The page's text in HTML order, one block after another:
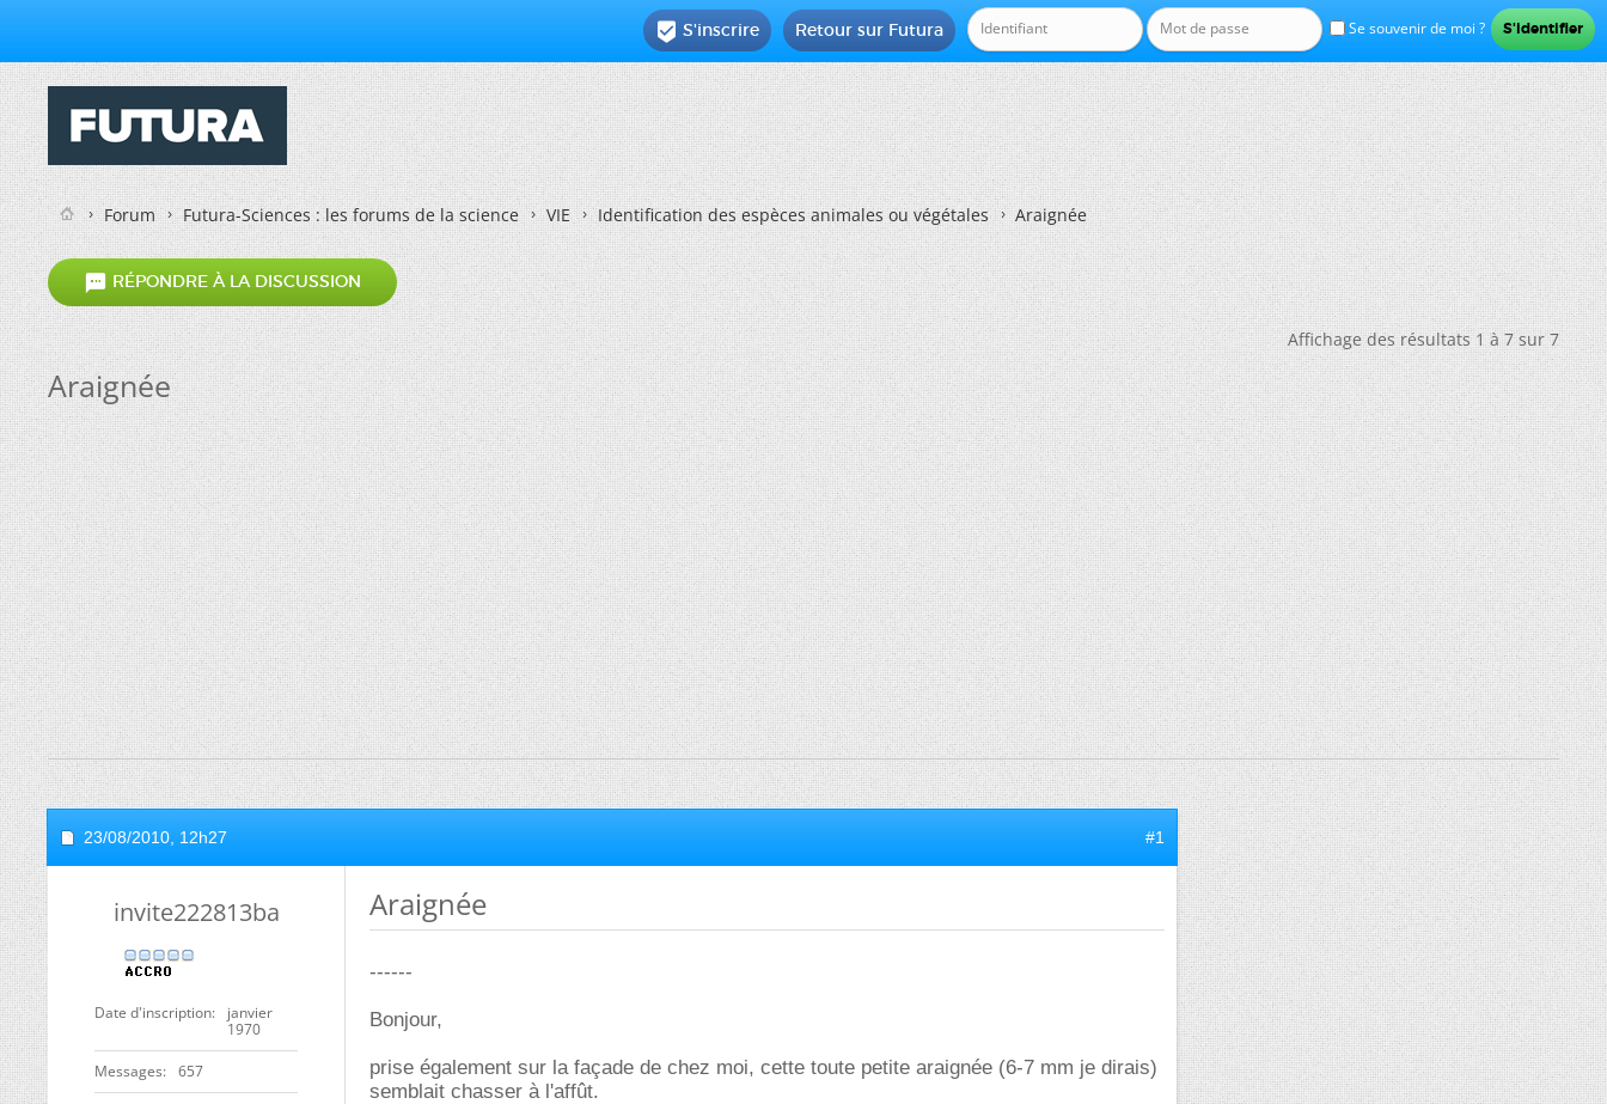
Se souvenir de moi ?
Retour sur Futura
 S'inscrire
Forum Futura-Sciences : les forums de la science VIE Identification des espèces animales ou végétales Araignée
 RÉPONDRE À LA DISCUSSION
Affichage des résultats 1 à 7 sur 7
Araignée
23/08/2010, 12h27 #1
invite222813ba
Date d'inscription
janvier
1970
Messages 657
Araignée
------
Bonjour,
prise également sur la façade de chez moi, cette toute petite araignée (6-7 mm je dirais)
semblait chasser à l'affût.